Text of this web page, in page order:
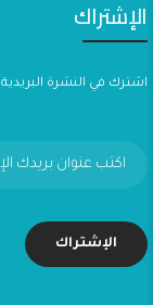
الإشتراك
اشترك في النشرة البريدية